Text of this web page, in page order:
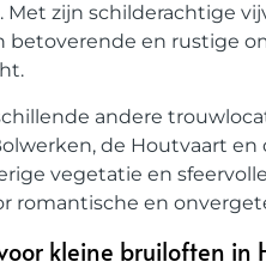
zijn schilderachtige
betoverende en rustige
andere
de Houtvaart
vegetatie en
romantische en
kleine bruiloften in